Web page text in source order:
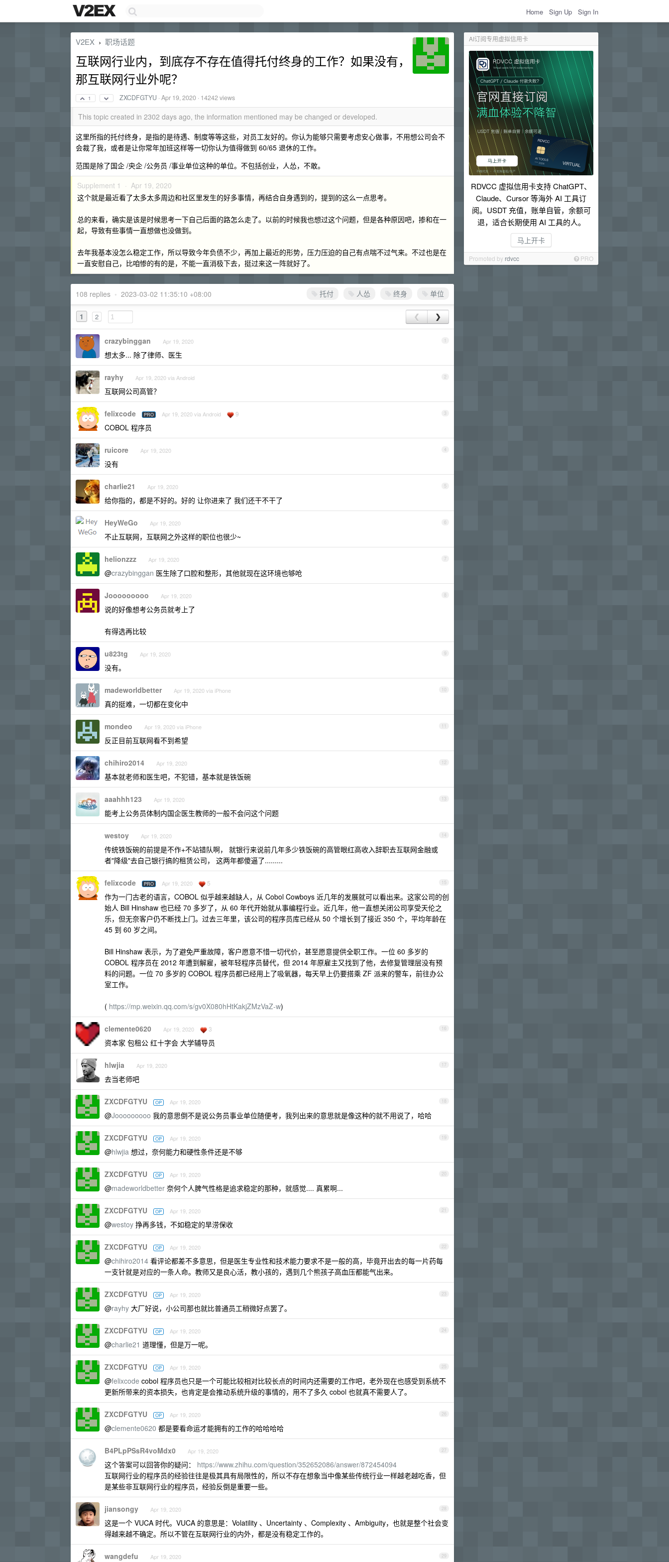
Home Sign Up Sign In
AI订阅专用虚拟信用卡
RDVCC 虚拟信用卡支持 ChatGPT、
Claude、Cursor 等海外 AI 工具订
阅。USDT 充值，账单自管，余额可
退，适合长期使用 AI 工具的人。
马上开卡
Promoted by rdvcc PRO
V2EX › 职场话题
互联网行业内，到底存不存在值得托付终身的工作？如果没有，
那互联网行业外呢？
1 ZXCDFGTYU ·Apr 19, 2020 · 14242 views
This topic created in 2302 days ago, the information mentioned may be changed or developed.
这里所指的托付终身，是指的是待遇、制度等等这些，对员工友好的。你认为能够只需要考虑安心做事，不用想公司会不
会裁了我，或者是让你常年加班这样等一切你认为值得做到 60/65 退休的工作。
范围是除了国企 /央企 /公务员 /事业单位这种的单位。不包括创业，人怂，不敢。
Supplement 1 · Apr 19, 2020
这个就是最近看了太多太多周边和社区里发生的好多事情，再结合自身遇到的，提到的这么一点思考。
总的来看，确实是该是时候思考一下自己后面的路怎么走了。以前的时候我也想过这个问题，但是各种原因吧，掺和在一
起，导致有些事情一直想做也没做到。
去年我基本没怎么稳定工作，所以导致今年负债不少，再加上最近的形势，压力压迫的自己有点喘不过气来。不过也是在
一直安慰自己，比咱惨的有的是，不能一直消极下去，挺过来这一阵就好了。
托付 人怂 终身 单位
108 replies • 2023-03-02 11:35:10 +08:00
1 2 ❮ ❯
1
crazybinggan Apr 19, 2020
想太多... 除了律师、医生
2
rayhy Apr 19, 2020 via Android
互联网公司高管？
3
felixcode PRO Apr 19, 2020 via Android 9
COBOL 程序员
4
ruicore Apr 19, 2020
没有
5
charlie21 Apr 19, 2020
给你指的，都是不好的。好的 让你进来了 我们还干不干了
6
HeyWeGo Apr 19, 2020
不止互联网，互联网之外这样的职位也很少~
7
helionzzz Apr 19, 2020
@crazybinggan 医生除了口腔和整形，其他就现在这环境也够呛
8
Jooooooooo Apr 19, 2020
说的好像想考公务员就考上了
有得选再比较
9
u823tg Apr 19, 2020
没有。
10
madeworldbetter Apr 19, 2020 via iPhone
真的挺难，一切都在变化中
11
mondeo Apr 19, 2020 via iPhone
反正目前互联网看不到希望
12
chihiro2014 Apr 19, 2020
基本就老师和医生吧，不犯错，基本就是铁饭碗
13
aaahhh123 Apr 19, 2020
能考上公务员体制内国企医生教师的一般不会问这个问题
14
westoy Apr 19, 2020
传统铁饭碗的前提是不作+不站错队啊， 就银行来说前几年多少铁饭碗的高管眼红高收入辞职去互联网金融或
者"降级"去自己银行搞的租赁公司， 这两年都傻逼了.........
15
felixcode PRO Apr 19, 2020 5
作为一门古老的语言，COBOL 似乎越来越缺人，从 Cobol Cowboys 近几年的发展就可以看出来。这家公司的创
始人 Bill Hinshaw 也已经 70 多岁了，从 60 年代开始就从事编程行业。近几年，他一直想关闭公司享受天伦之
乐，但无奈客户仍不断找上门。过去三年里，该公司的程序员库已经从 50 个增长到了接近 350 个，平均年龄在
45 到 60 岁之间。
Bill Hinshaw 表示，为了避免严重故障，客户愿意不惜一切代价，甚至愿意提供全职工作。一位 60 多岁的
COBOL 程序员在 2012 年遭到解雇，被年轻程序员替代，但 2014 年原雇主又找到了他，去修复管理层没有预
料的问题。一位 70 多岁的 COBOL 程序员都已经用上了吸氧器，每天早上仍要搭乘 ZF 派来的警车，前往办公
室工作。
( https://mp.weixin.qq.com/s/gv0X080hHtKakjZMzVaZ-w)
16
clemente0620 Apr 19, 2020 3
资本家 包租公 红十字会 大学辅导员
17
hlwjia Apr 19, 2020
去当老师吧
18
ZXCDFGTYU OP Apr 19, 2020
@Jooooooooo 我的意思倒不是说公务员事业单位随便考，我列出来的意思就是像这种的就不用说了，哈哈
19
ZXCDFGTYU OP Apr 19, 2020
@hlwjia 想过，奈何能力和硬性条件还是不够
20
ZXCDFGTYU OP Apr 19, 2020
@madeworldbetter 奈何个人脾气性格是追求稳定的那种，就感觉.... 真累啊...
21
ZXCDFGTYU OP Apr 19, 2020
@westoy 挣再多钱，不如稳定的旱涝保收
22
ZXCDFGTYU OP Apr 19, 2020
@chihiro2014 看评论都差不多意思，但是医生专业性和技术能力要求不是一般的高，毕竟开出去的每一片药每
一支针就是对应的一条人命。教师又是良心活，教小孩的，遇到几个熊孩子高血压都能气出来。
23
ZXCDFGTYU OP Apr 19, 2020
@rayhy 大厂好说，小公司那也就比普通员工稍微好点罢了。
24
ZXCDFGTYU OP Apr 19, 2020
@charlie21 道理懂，但是万一呢。
25
ZXCDFGTYU OP Apr 19, 2020
@felixcode cobol 程序员也只是一个可能比较相对比较长点的时间内还需要的工作吧，老外现在也感受到系统不
更新所带来的资本损失，也肯定是会推动系统升级的事情的，用不了多久 cobol 也就真不需要人了。
26
ZXCDFGTYU OP Apr 19, 2020
@clemente0620 都是要看命运才能拥有的工作的哈哈哈哈
27
B4PLpPSsR4voMdx0 Apr 19, 2020
这个答案可以回答你的疑问： https://www.zhihu.com/question/352652086/answer/872454094
互联网行业的程序员的经验往往是极其具有局限性的，所以不存在想象当中像某些传统行业一样越老越吃香，但
是某些非互联网行业的程序员，经验反倒是重要一些。
28
jiansongy Apr 19, 2020
这是一个 VUCA 时代。VUCA 的意思是：Volatility 、Uncertainty 、Complexity 、Ambiguity，也就是整个社会变
得越来越不确定。所以不管在互联网行业的内外，都是没有稳定工作的。
29
wangdefu Apr 19, 2020